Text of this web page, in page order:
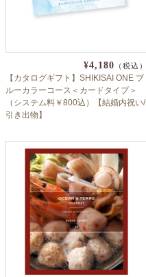
¥4,180 （税込）
【カタログギフト】SHIKISAI ONE ブ
ルーカラーコース＜カードタイプ＞
（システム料￥800込）【結婚内祝い/
引き出物】